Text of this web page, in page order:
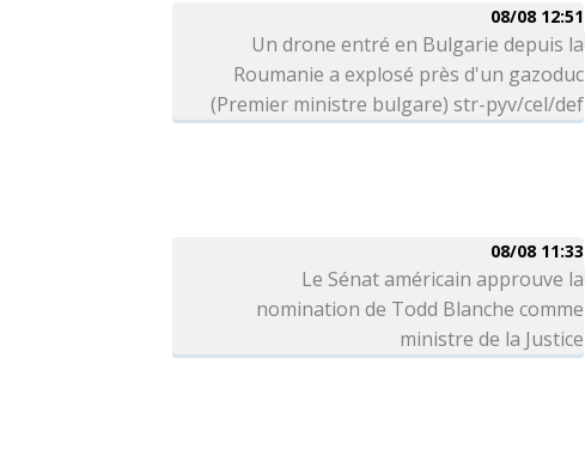
08/08 12:51
Un drone entré en Bulgarie depuis la
Roumanie a explosé près d'un gazoduc
(Premier ministre bulgare) str-pyv/cel/def
08/08 11:33
Le Sénat américain approuve la
nomination de Todd Blanche comme
ministre de la Justice